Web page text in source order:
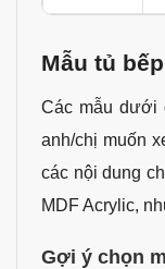
Mẫu tủ
Các mẫu dưới
anh/chị muốn
các nội dung
MDF Acrylic,
Gợi ý chọn